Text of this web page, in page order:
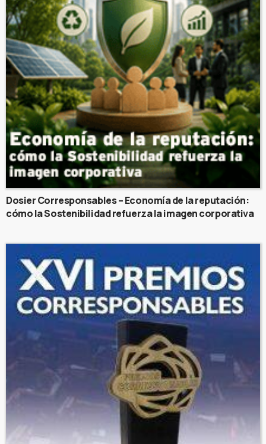
Dosier Corresponsables – Economía de la reputación:
cómo la Sostenibilidad refuerza la imagen corporativa